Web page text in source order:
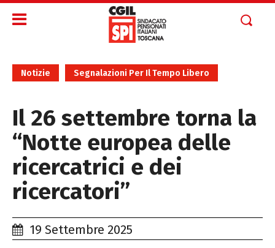
Notizie Segnalazioni Per Il Tempo Libero
Il 26 settembre torna la
“Notte europea delle
ricercatrici e dei
ricercatori”
19 Settembre 2025